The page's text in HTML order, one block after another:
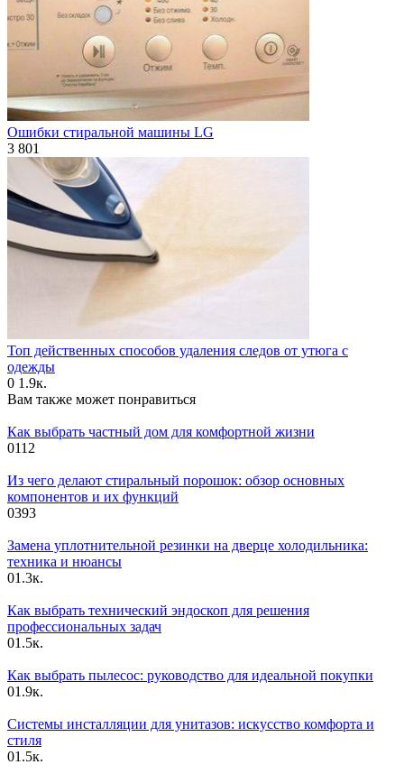
Ошибки стиральной машины LG
3 801
Топ действенных способов удаления следов от утюга с
одежды
0 1.9к.
Вам также может понравиться
Как выбрать частный дом для комфортной жизни
0112
Из чего делают стиральный порошок: обзор основных
компонентов и их функций
0393
Замена уплотнительной резинки на дверце холодильника:
техника и нюансы
01.3к.
Как выбрать технический эндоскоп для решения
профессиональных задач
01.5к.
Как выбрать пылесос: руководство для идеальной покупки
01.9к.
Системы инсталляции для унитазов: искусство комфорта и
стиля
01.5к.